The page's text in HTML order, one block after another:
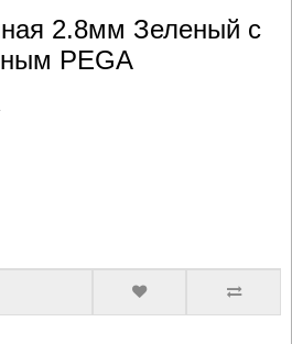
2.8мм Зеленый с
PEGA